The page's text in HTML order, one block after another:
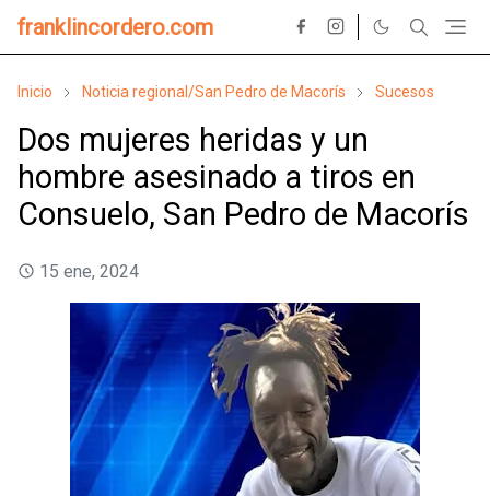
franklincordero.com
Inicio Noticia regional/San Pedro de Macorís Sucesos
Dos mujeres heridas y un
hombre asesinado a tiros en
Consuelo, San Pedro de Macorís
15 ene, 2024